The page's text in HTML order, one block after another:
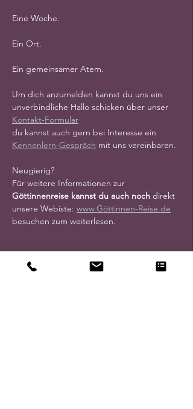
Eine Woche.
Ein Ort.
Ein gemeinsamer Atem.
Um dich anzumelden kannst du uns ein
unverbindliche Hallo schicken über unser
Kontakt-Formular
du kannst auch gern bei Interesse ein
Kennenlern-Gespräch mit uns vereinbaren.
Neugierig?
Für weitere Informationen zur
Göttinnenreise kannst du auch noch direkt
unsere Webiste: www.Göttinnen-Reise.de
besuchen zum weiterlesen.
Wir freuen uns auf Dich !